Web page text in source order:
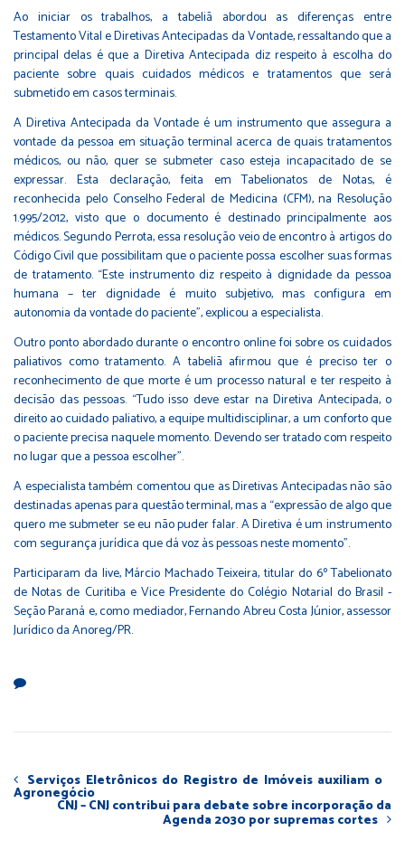
Ao iniciar os trabalhos, a tabeliã abordou as diferenças entre
Testamento Vital e Diretivas Antecipadas da Vontade, ressaltando que a
principal delas é que a Diretiva Antecipada diz respeito à escolha do
paciente sobre quais cuidados médicos e tratamentos que será
submetido em casos terminais.
A Diretiva Antecipada da Vontade é um instrumento que assegura a
vontade da pessoa em situação terminal acerca de quais tratamentos
médicos, ou não, quer se submeter caso esteja incapacitado de se
expressar. Esta declaração, feita em Tabelionatos de Notas, é
reconhecida pelo Conselho Federal de Medicina (CFM), na Resolução
1.995/2012, visto que o documento é destinado principalmente aos
médicos. Segundo Perrota, essa resolução veio de encontro à artigos do
Código Civil que possibilitam que o paciente possa escolher suas formas
de tratamento. “Este instrumento diz respeito à dignidade da pessoa
humana – ter dignidade é muito subjetivo, mas configura em
autonomia da vontade do paciente”, explicou a especialista.
Outro ponto abordado durante o encontro online foi sobre os cuidados
paliativos como tratamento. A tabeliã afirmou que é preciso ter o
reconhecimento de que morte é um processo natural e ter respeito à
decisão das pessoas. “Tudo isso deve estar na Diretiva Antecipada, o
direito ao cuidado paliativo, a equipe multidisciplinar, a um conforto que
o paciente precisa naquele momento. Devendo ser tratado com respeito
no lugar que a pessoa escolher”.
A especialista também comentou que as Diretivas Antecipadas não são
destinadas apenas para questão terminal, mas a “expressão de algo que
quero me submeter se eu não puder falar. A Diretiva é um instrumento
com segurança jurídica que dá voz às pessoas neste momento”.
Participaram da live, Márcio Machado Teixeira, titular do 6º Tabelionato
de Notas de Curitiba e Vice Presidente do Colégio Notarial do Brasil -
Seção Paraná e, como mediador, Fernando Abreu Costa Júnior, assessor
Jurídico da Anoreg/PR.
Serviços Eletrônicos do Registro de Imóveis auxiliam o
Agronegócio
CNJ – CNJ contribui para debate sobre incorporação da
Agenda 2030 por supremas cortes